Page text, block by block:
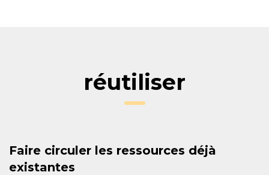
réutiliser
Faire circuler les ressources déjà
existantes